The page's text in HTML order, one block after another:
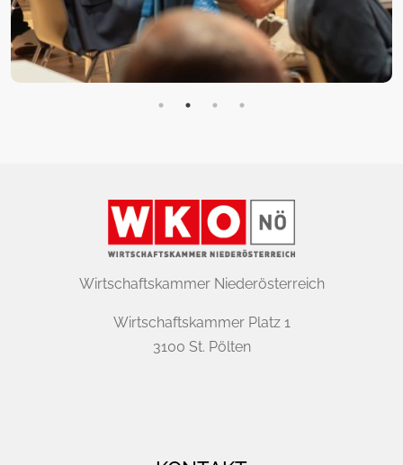
Wirtschaftskammer Niederösterreich
Wirtschaftskammer Platz 1
3100 St. Pölten